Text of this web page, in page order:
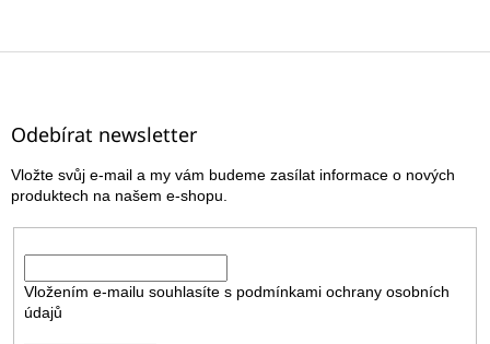
Z
Odebírat newsletter
Vložte svůj e-mail a my vám budeme zasílat informace o nových
produktech na našem e-shopu.
Vložením e-mailu souhlasíte s podmínkami ochrany osobních
údajů